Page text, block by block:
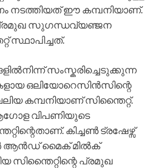
നടത്തിയത് ഈ കമ്പനിയാണ്.
സുഗന്ധവ്യഞ്ജന
സ്ഥാപിച്ചത്.
സംസ്കരിച്ചെടുക്കുന്ന
ഒലിയോറെസിൻസിന്റെ
കമ്പനിയാണ് സിന്തൈറ്റ്.
വിപണിയുടെ
കിച്ചൺ ട്രഷേഴ്സ്
ആൻഡ് മൈക് മിൽക്
സിന്തൈറ്റിന്റെ പ്രമുഖ